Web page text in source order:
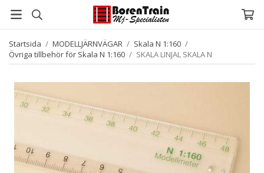
Startsida / MODELLJÄRNVÄGAR / Skala N 1:160 /
Övriga tillbehör för Skala N 1:160 / SKALA LINJAL SKALA N